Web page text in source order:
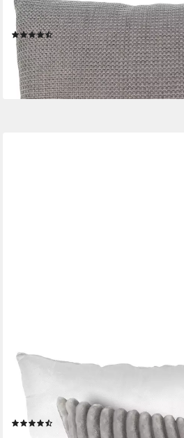
GÖZZE
Dekokissen Dallas, in vielen Farben
(409)
ab 19,99 €
lieferbar in 2 Wochen
+18
KISSKA
Dekokissen LILLI BIG CORD Velour
Kissenüberzug mit Füllung BIG-Cord
Hellgrau
(15)